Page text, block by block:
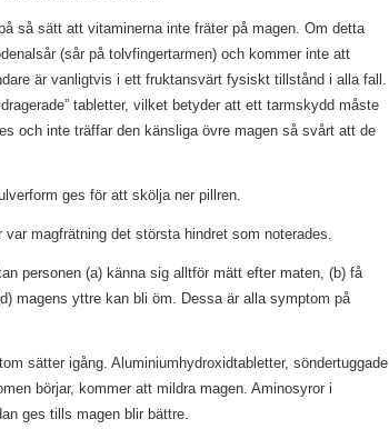
så sätt att vitaminerna inte fräter på magen. Om detta
(sår på tolvfingertarmen) och kommer inte att
är vanligtvis i ett fruktansvärt fysiskt tillstånd i alla fall.
tabletter, vilket betyder att ett tarmskydd måste
och inte träffar den känsliga övre magen så svårt att de
ges för att skölja ner pillren.
magfrätning det största hindret som noterades.
personen (a) känna sig alltför mätt efter maten, (b) få
magens yttre kan bli öm. Dessa är alla symptom på
sätter igång. Aluminiumhydroxidtabletter, söndertuggade
börjar, kommer att mildra magen. Aminosyror i
ges tills magen blir bättre.